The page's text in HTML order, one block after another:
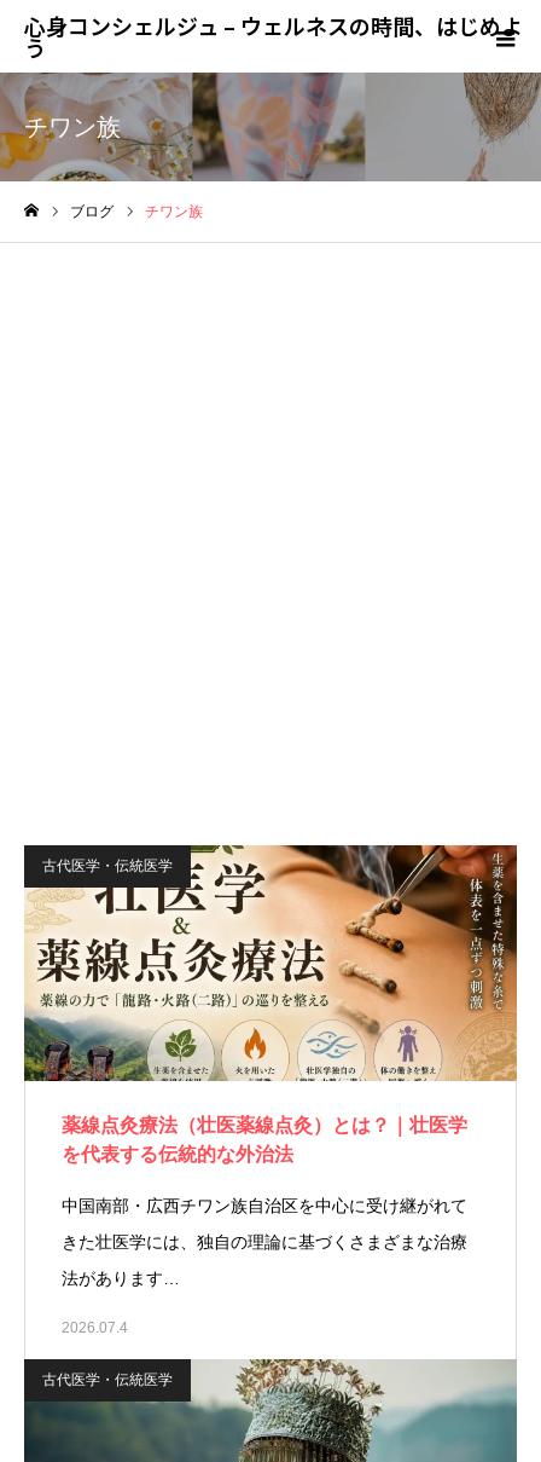
心身コンシェルジュ – ウェルネスの時間、はじめよ
う
チワン族
ブログ チワン族
古代医学・伝統医学
薬線点灸療法（壮医薬線点灸）とは？｜壮医学
を代表する伝統的な外治法
中国南部・広西チワン族自治区を中心に受け継がれて
きた壮医学には、独自の理論に基づくさまざまな治療
法があります…
2026.07.4
古代医学・伝統医学